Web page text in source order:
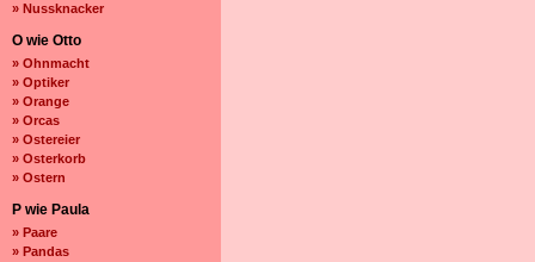
» Nussknacker
O wie Otto
» Ohnmacht
» Optiker
» Orange
» Orcas
» Ostereier
» Osterkorb
» Ostern
P wie Paula
» Paare
» Pandas